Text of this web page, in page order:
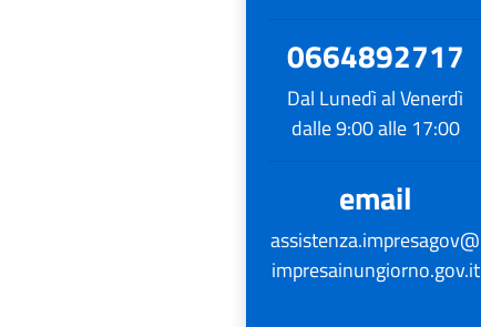
0664892717
Dal Lunedì al Venerdì
dalle 9:00 alle 17:00
email
assistenza.impresagov@
impresainungiorno.gov.it